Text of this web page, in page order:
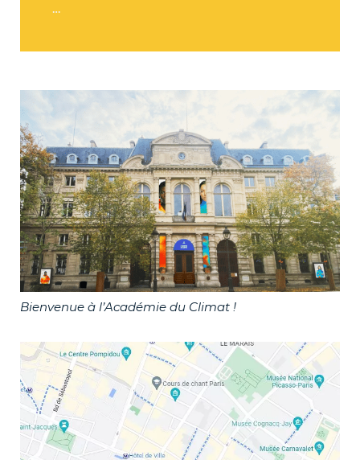
…
Bienvenue à l’Académie du Climat !